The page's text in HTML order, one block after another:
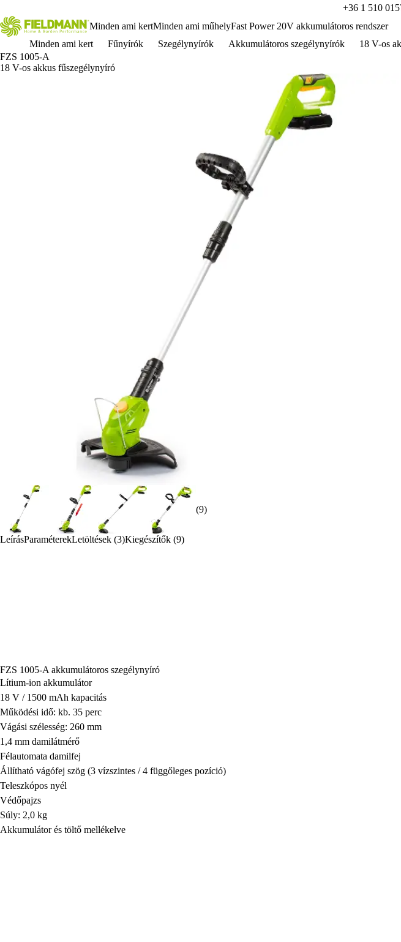
+36 1 510
Minden ami kertMinden ami műhelyFast Power 20V akkumulátoros rendszer
Minden ami kert
Fűnyírók Szegélynyírók Akkumulátoros szegélynyírók
18 V-os
FZS 1005-A
18 V-os akkus fűszegélynyíró
(9)
LeírásParaméterekLetöltések (3)Kiegészítők (9)
FZS 1005-A akkumulátoros szegélynyíró
Lítium-ion akkumulátor
18 V / 1500 mAh kapacitás
Működési idő: kb. 35 perc
Vágási szélesség: 260 mm
1,4 mm damilátmérő
Félautomata damilfej
Állítható vágófej szög (3 vízszintes / 4 függőleges pozíció)
Teleszkópos nyél
Védőpajzs
Súly: 2,0 kg
Akkumulátor és töltő mellékelve